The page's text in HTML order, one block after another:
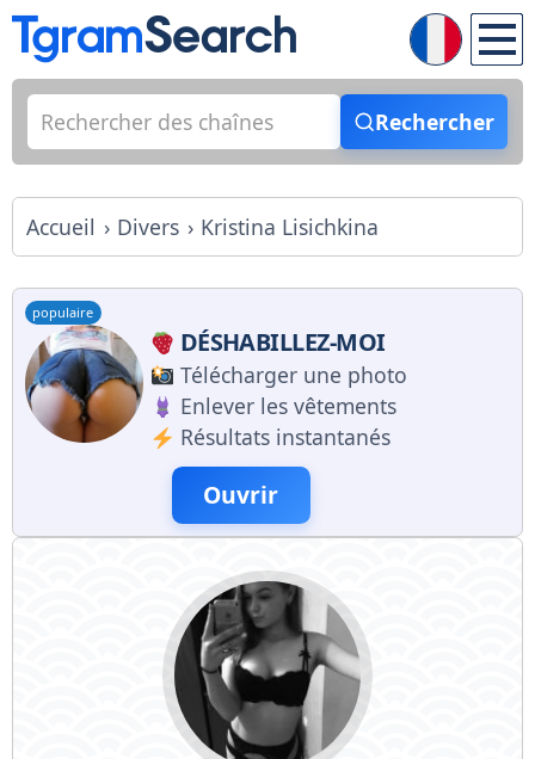
Rechercher
Accueil Divers Kristina Lisichkina
populaire
DÉSHABILLEZ-MOI
Télécharger une photo
Enlever les vêtements
Résultats instantanés
Ouvrir